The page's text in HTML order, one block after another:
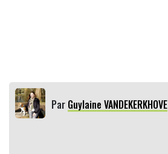
Par Guylaine VANDEKERKHOVE